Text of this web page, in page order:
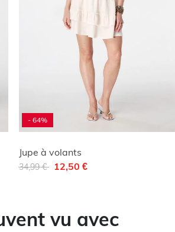
- 64%
Jupe à volants
Remise de
34,99 €à 12,50 €
vu avec